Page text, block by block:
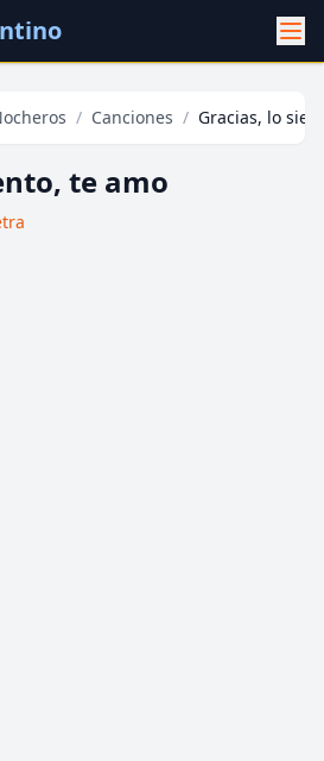
/ Canciones / Gracias, lo
te amo